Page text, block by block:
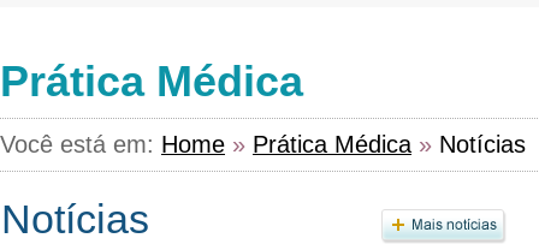
Prática Médica
Você está em: Home » Prática Médica » Notícias